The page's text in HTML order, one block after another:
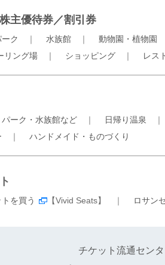
主優待券／割引券
ク ｜ 水族館 ｜ 動物園・植物園
リング場 ｜ ショッピング ｜ レス
ーク・水族館など ｜ 日帰り温泉
｜ ハンドメイド・ものづくり
を買う 【Vivid Seats】 ｜ ロサン
チケット流通セン